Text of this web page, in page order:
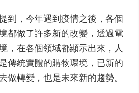
到，今年遇到疫情之後，各個
都做了許多新的改變，透過電
，在各個領域都顯示出來，人
傳統實體的購物環境，已新的
做轉變，也是未來新的趨勢。